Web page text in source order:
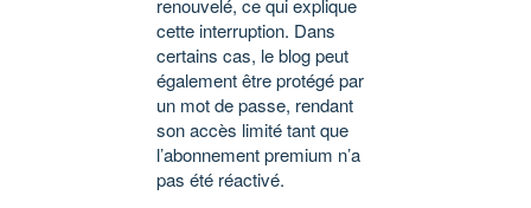
renouvelé, ce qui explique
cette interruption. Dans
certains cas, le blog peut
également être protégé par
un mot de passe, rendant
son accès limité tant que
l’abonnement premium n’a
pas été réactivé.